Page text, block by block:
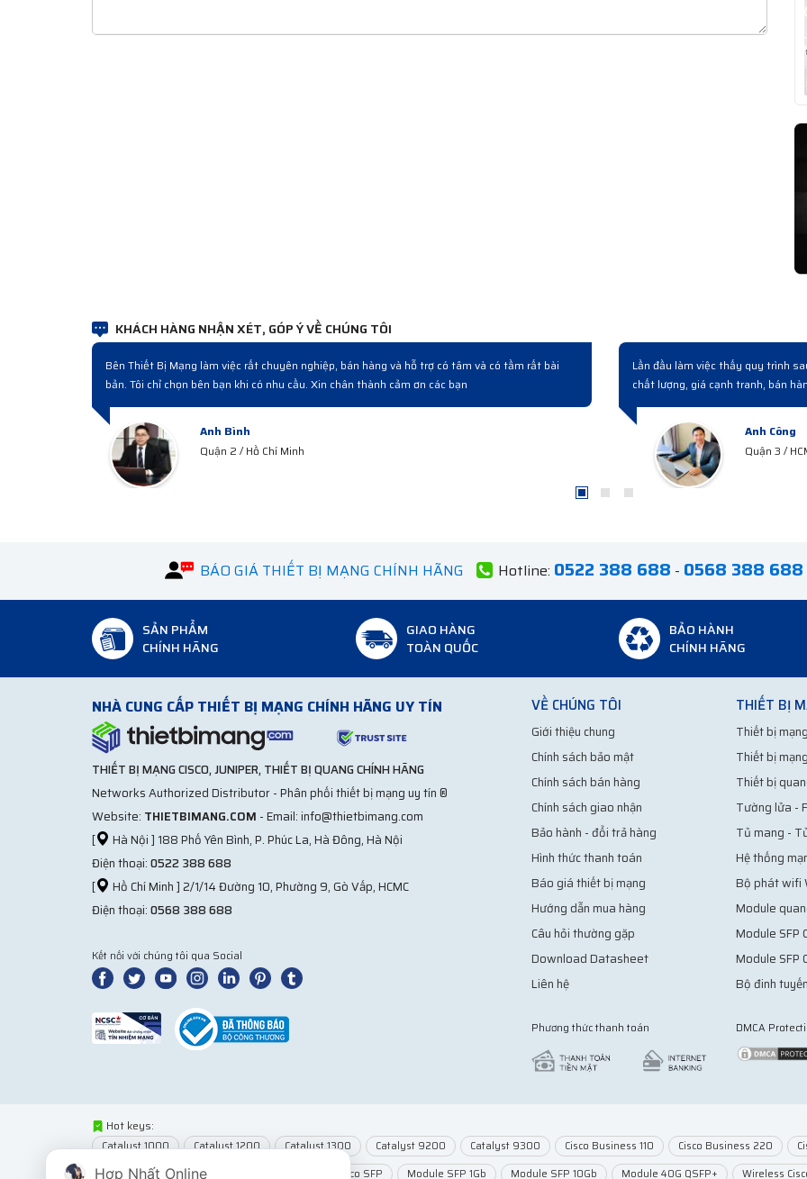
KHÁCH HÀNG NHẬN XÉT, GÓP Ý VỀ CHÚNG TÔI
làm việc thấy quy trình sau đó mới hiểu đó là cách làm chuyên nghiệp. Sản phẩm
giá cạnh tranh, bán hàng và sau bán hàng chuyên nghiệp.
Anh Công
Quận 3 / HCM
Đợt rồi công ty cải tạo nâng cấp hệ thống có mua mấy bộ switch
nghiệp từ lúc hỏi mua đến giao hàng và bàn giao rất chuyên
BÁO GIÁ THIẾT BỊ MẠNG CHÍNH HÃNG Hotline: 0522 388 688 - 0568 388 688
SẢN PHẨM
CHÍNH HÃNG
GIAO HÀNG
TOÀN QUỐC
BẢO HÀNH
CHÍNH HÃNG
NHÀ CUNG CẤP THIẾT BỊ MẠNG CHÍNH HÃNG UY TÍN
THIẾT BỊ MẠNG CISCO, JUNIPER, THIẾT BỊ QUANG CHÍNH HÃNG
Networks Authorized Distributor - Phân phối thiết bị mạng uy tín ®
Website: THIETBIMANG.COM - Email: info@thietbimang.com
[
Hà Nội ] 188 Phố Yên Bình, P. Phúc La, Hà Đông, Hà Nội
Điện thoại:0522 388 688
[
Hồ Chí Minh ] 2/1/14 Đường 10, Phường 9, Gò Vấp, HCMC
Điện thoại:0568 388 688
Kết nối với chúng tôi qua Social
VỀ CHÚNG TÔI
Giới thiệu chung
Chính sách bảo mật
Chính sách bán hàng
Chính sách giao nhận
Bảo hành - đổi trả hàng
Hình thức thanh toán
Báo giá thiết bị mạng
Hướng dẫn mua hàng
Câu hỏi thường gặp
Download Datasheet
Liên hệ
Phương thức thanh toán
THIẾT BỊ
Thiết bị
Thiết bị
Thiết bị
Tường lửa -
Tủ mang -
Hệ thống
Bộ phát wifi
Module
Module SFP
Module SFP
Bộ đinh
DMCA
Hot keys:
Catalyst 1000 Catalyst 1200 Catalyst 1300 Catalyst 9200 Catalyst 9300 Cisco Business 110 Cisco Business 220
Network Modules
Module Cisco SFP Module SFP 1Gb Module SFP 10Gb Module 40G QSFP+ Wireless
Hợp Nhất Online